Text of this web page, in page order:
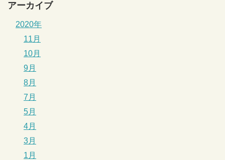
アーカイブ
2020年
11月
10月
9月
8月
7月
5月
4月
3月
1月